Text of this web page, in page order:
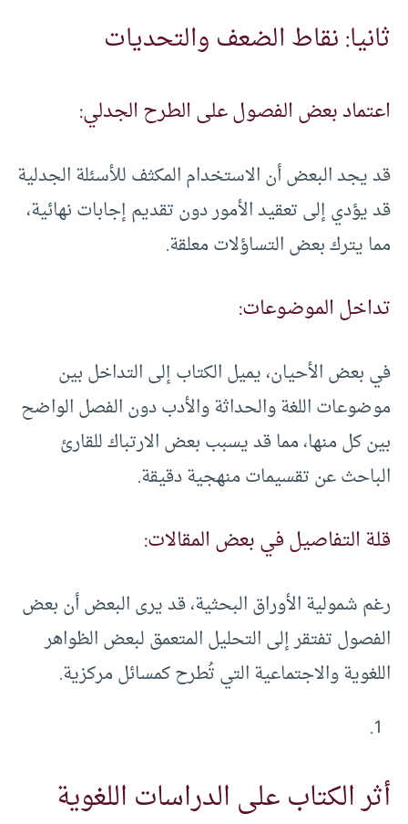
ثانيا: نقاط الضعف والتحديات
اعتماد بعض الفصول على الطرح الجدلي:
قد يجد البعض أن الاستخدام المكثف للأسئلة الجدلية
قد يؤدي إلى تعقيد الأمور دون تقديم إجابات نهائية،
مما يترك بعض التساؤلات معلقة.
تداخل الموضوعات:
في بعض الأحيان، يميل الكتاب إلى التداخل بين
موضوعات اللغة والحداثة والأدب دون الفصل الواضح
بين كل منها، مما قد يسبب بعض الارتباك للقارئ
الباحث عن تقسيمات منهجية دقيقة.
قلة التفاصيل في بعض المقالات:
رغم شمولية الأوراق البحثية، قد يرى البعض أن بعض
الفصول تفتقر إلى التحليل المتعمق لبعض الظواهر
اللغوية والاجتماعية التي تُطرح كمسائل مركزية.
أثر الكتاب على الدراسات اللغوية